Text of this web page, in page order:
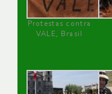
Protestas contra
VALE, Brasil